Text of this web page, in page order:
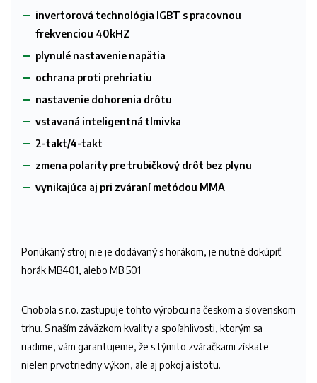
invertorová technológia IGBT s pracovnou
frekvenciou 40kHZ
plynulé nastavenie napätia
ochrana proti prehriatiu
nastavenie dohorenia drôtu
vstavaná inteligentná tlmivka
2-takt/4-takt
zmena polarity pre trubičkový drôt bez plynu
vynikajúca aj pri zváraní metódou MMA
Ponúkaný stroj nie je dodávaný s horákom, je nutné dokúpiť
horák MB401, alebo MB 501
Chobola s.r.o. zastupuje tohto výrobcu na českom a slovenskom
trhu. S naším záväzkom kvality a spoľahlivosti, ktorým sa
riadime, vám garantujeme, že s týmito zváračkami získate
nielen prvotriedny výkon, ale aj pokoj a istotu.